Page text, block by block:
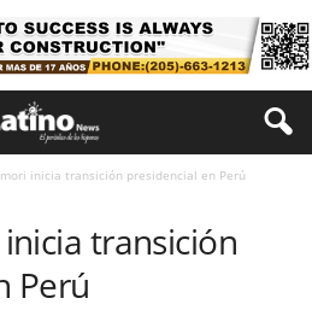
inicia transición presidencial en Perú
transición
Perú